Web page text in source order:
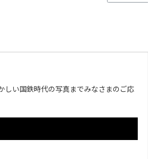
しい国鉄時代の写真までみなさまのご応